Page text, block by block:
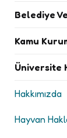
Belediye
Kamu
Üniversite
Hakkımızda
Hayvan